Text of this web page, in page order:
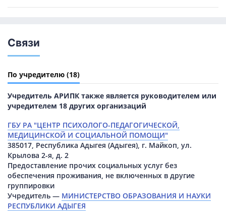
Связи
По учредителю (18)
Учредитель АРИПК также является руководителем или
учредителем 18 других организаций
ГБУ РА "ЦЕНТР ПСИХОЛОГО-ПЕДАГОГИЧЕСКОЙ,
МЕДИЦИНСКОЙ И СОЦИАЛЬНОЙ ПОМОЩИ"
385017, Республика Адыгея (Адыгея), г. Майкоп, ул.
Крылова 2-я, д. 2
Предоставление прочих социальных услуг без
обеспечения проживания, не включенных в другие
группировки
Учредитель — МИНИСТЕРСТВО ОБРАЗОВАНИЯ И НАУКИ
РЕСПУБЛИКИ АДЫГЕЯ